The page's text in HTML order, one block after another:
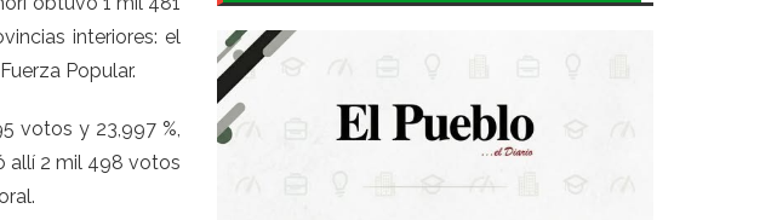
interiores: el
Popular.
votos y 23,997 %,
allí 2 mil 498 votos